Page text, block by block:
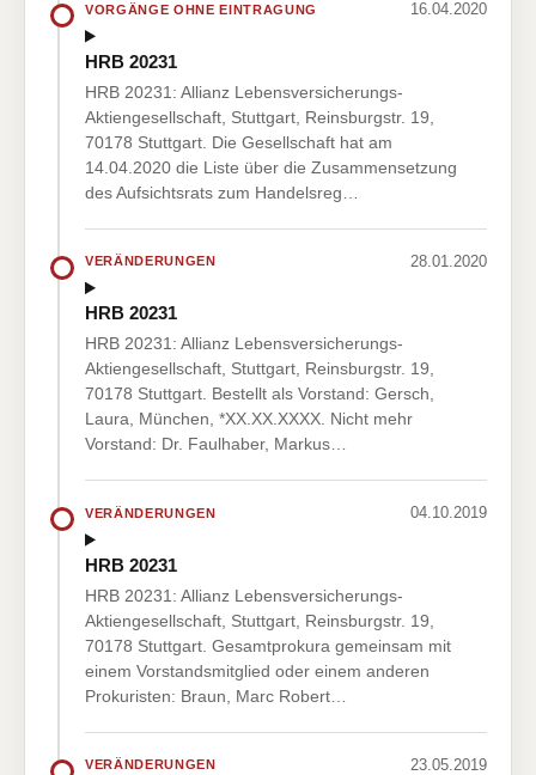
VORGÄNGE OHNE EINTRAGUNG 16.04.2020
HRB 20231
HRB 20231: Allianz Lebensversicherungs-
Aktiengesellschaft, Stuttgart, Reinsburgstr. 19,
70178 Stuttgart. Die Gesellschaft hat am
14.04.2020 die Liste über die Zusammensetzung
des Aufsichtsrats zum Handelsreg…
VERÄNDERUNGEN 28.01.2020
HRB 20231
HRB 20231: Allianz Lebensversicherungs-
Aktiengesellschaft, Stuttgart, Reinsburgstr. 19,
70178 Stuttgart. Bestellt als Vorstand: Gersch,
Laura, München, *XX.XX.XXXX. Nicht mehr
Vorstand: Dr. Faulhaber, Markus…
VERÄNDERUNGEN 04.10.2019
HRB 20231
HRB 20231: Allianz Lebensversicherungs-
Aktiengesellschaft, Stuttgart, Reinsburgstr. 19,
70178 Stuttgart. Gesamtprokura gemeinsam mit
einem Vorstandsmitglied oder einem anderen
Prokuristen: Braun, Marc Robert…
VERÄNDERUNGEN 23.05.2019